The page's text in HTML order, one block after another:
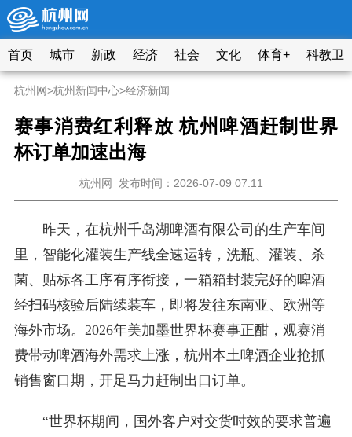
首页 城市 新政 经济 社会 文化 体育+ 科教卫
杭州网>杭州新闻中心>经济新闻
赛事消费红利释放 杭州啤酒赶制世界
杯订单加速出海
杭州网 发布时间：2026-07-09 07:11
昨天，在杭州千岛湖啤酒有限公司的生产车间
里，智能化灌装生产线全速运转，洗瓶、灌装、杀
菌、贴标各工序有序衔接，一箱箱封装完好的啤酒
经扫码核验后陆续装车， 即将发往东南亚、欧洲等
海外市场。2026年美加墨世界杯赛事正酣，观赛消
费带动啤酒海外需求上涨，杭州本土啤酒企业抢抓
销售窗口期，开足马力赶制出口订单。
“世界杯期间，国外客户对交货时效的要求普遍